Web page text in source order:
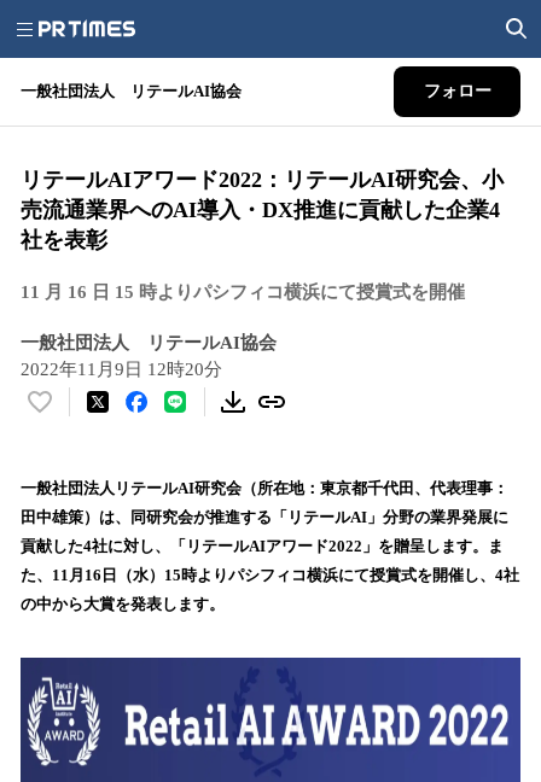
一般社団法人 リテールAI協会 フォロー
リテールAIアワード2022：リテールAI研究会、小
売流通業界へのAI導入・DX推進に貢献した企業4
社を表彰
11 月 16 日 15 時よりパシフィコ横浜にて授賞式を開催
一般社団法人 リテールAI協会
2022年11月9日 12時20分
い
！
数
を
読
み
込
で
す
一般社団法人リテールAI研究会（所在地：東京都千代田、代表理事：
田中雄策）は、同研究会が推進する「リテールAI」分野の業界発展に
貢献した4社に対し、「リテールAIアワード2022」を贈呈します。ま
た、11月16日（水）15時よりパシフィコ横浜にて授賞式を開催し、4社
の中から大賞を発表します。